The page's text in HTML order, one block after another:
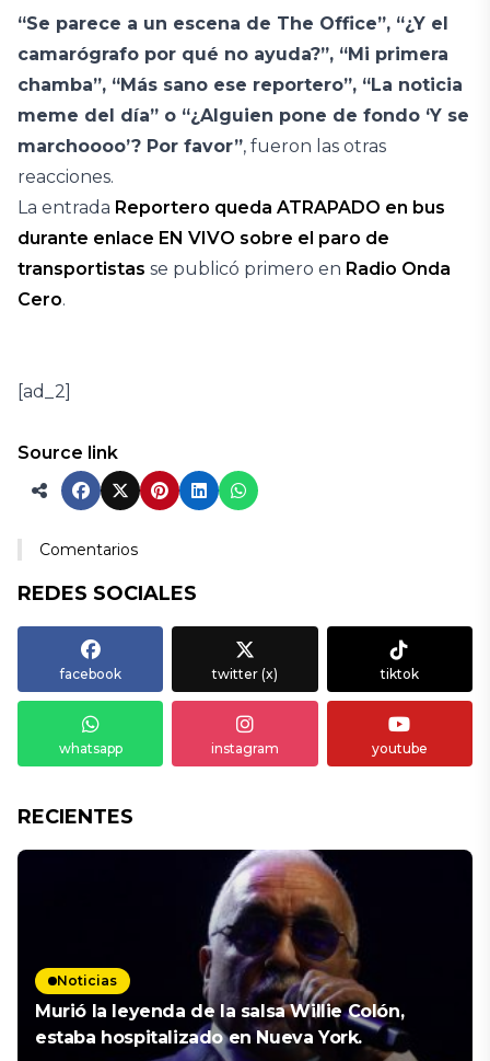
“Se parece a un escena de The Office”, “¿Y el
camarógrafo por qué no ayuda?”, “Mi primera
chamba”, “Más sano ese reportero”, “La noticia
meme del día” o “¿Alguien pone de fondo ‘Y se
marchoooo’? Por favor”, fueron las otras
reacciones.
La entrada Reportero queda ATRAPADO en bus
durante enlace EN VIVO sobre el paro de
transportistas se publicó primero en Radio Onda
Cero.
[ad_2]
Source link
Comentarios
REDES SOCIALES
facebook twitter (x) tiktok
whatsapp instagram youtube
RECIENTES
Noticias
Murió la leyenda de la salsa Willie Colón,
estaba hospitalizado en Nueva York.